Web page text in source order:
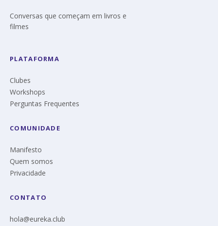
Conversas que começam em livros e
filmes
PLATAFORMA
Clubes
Workshops
Perguntas Frequentes
COMUNIDADE
Manifesto
Quem somos
Privacidade
CONTATO
hola@eureka.club